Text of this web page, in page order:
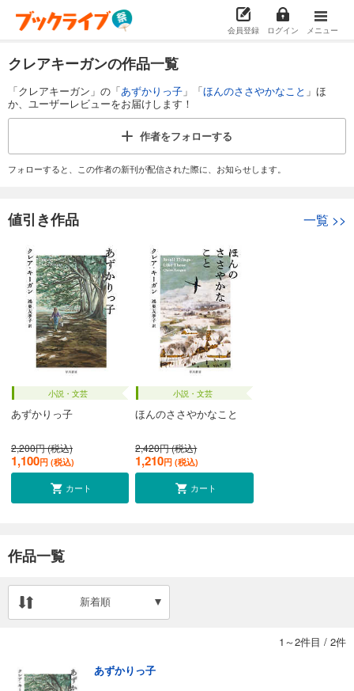
会員登録 ログイン メニュー
クレアキーガンの作品一覧
「クレアキーガン」の「あずかりっ子 」「ほんのささやかなこと 」ほ
か、ユーザーレビューをお届けします！
作者をフォローする
フォローすると、この作者の新刊が配信された際に、お知らせします。
値引き作品 一覧 >>
小説・文芸
あずかりっ子
2,200円 (税込)
1,100円 (税込)
カート
小説・文芸
ほんのささやかなこと
2,420円 (税込)
1,210円 (税込)
カート
作品一覧
新着順
1～2件目 / 2件
あずかりっ子